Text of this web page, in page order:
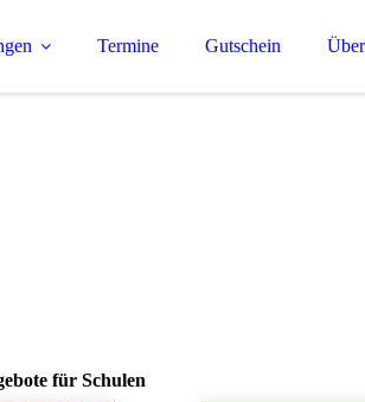
Termine Gutschein
für Schulen